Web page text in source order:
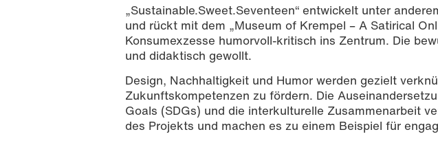
„Sustainable.Sweet.Seventeen“ entwickelt unter
und rückt mit dem „Museum of Krempel – A Satirical
Konsumexzesse humorvoll-kritisch ins Zentrum. Die
und didaktisch gewollt.
Design, Nachhaltigkeit und Humor werden gezielt
Zukunftskompetenzen zu fördern. Die
Goals (SDGs) und die interkulturelle Zusammenarbeit
des Projekts und machen es zu einem Beispiel für